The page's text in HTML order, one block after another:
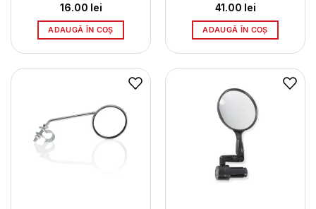
16.00 lei
ADAUGĂ ÎN COȘ
41.00 lei
ADAUGĂ ÎN COȘ